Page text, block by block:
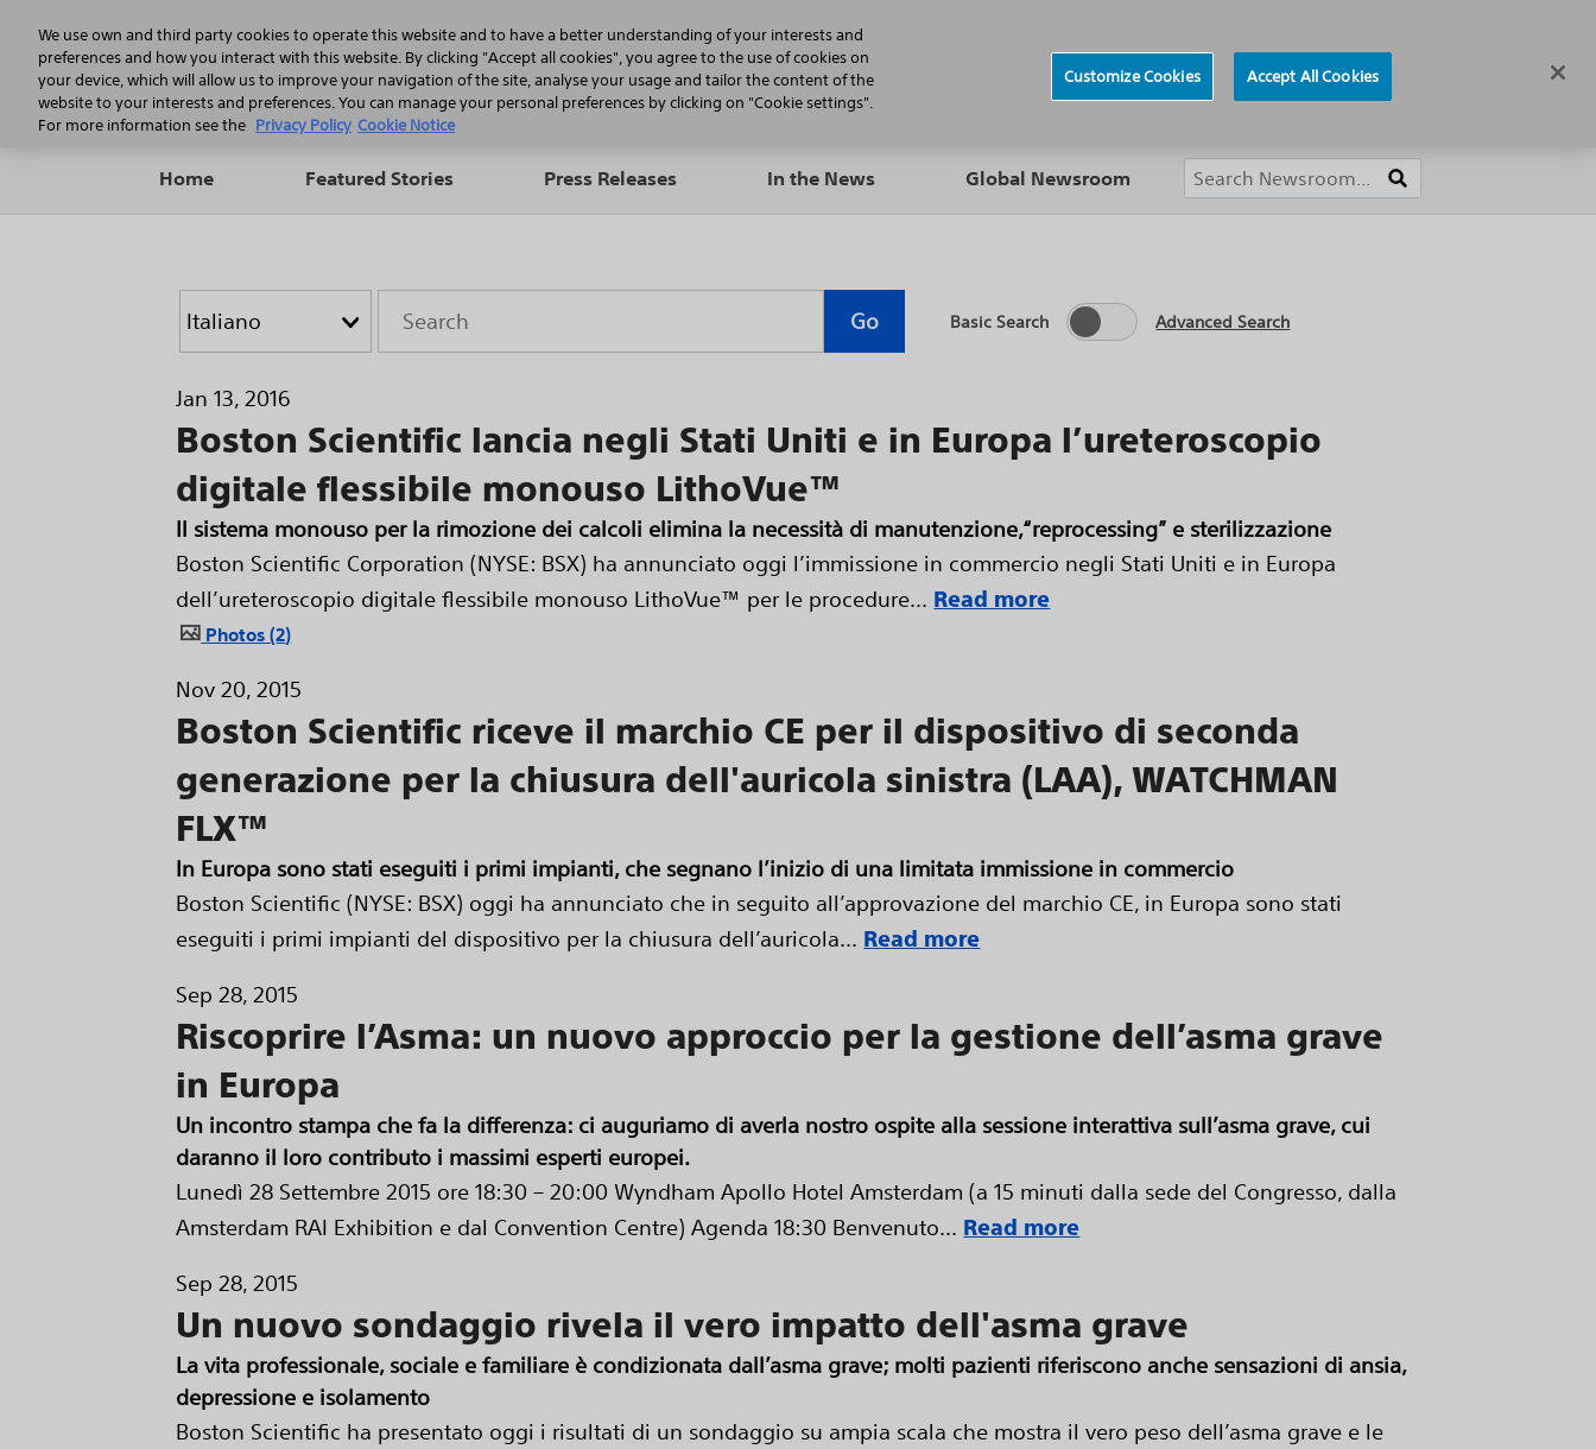
Professionals Patients Products
Home Featured Stories Press Releases In the News Global Newsroom
Go Basic Search Advanced Search
Jan 13, 2016
Boston Scientific lancia negli Stati Uniti e in Europa l’ureteroscopio
digitale flessibile monouso LithoVue™
Il sistema monouso per la rimozione dei calcoli elimina la necessità di manutenzione,“reprocessing” e sterilizzazione
Boston Scientific Corporation (NYSE: BSX) ha annunciato oggi l’immissione in commercio negli Stati Uniti e in Europa
dell’ureteroscopio digitale flessibile monouso LithoVue™ per le procedure... Read more
Photos 2
Nov 20, 2015
Boston Scientific riceve il marchio CE per il dispositivo di seconda
generazione per la chiusura dell'auricola sinistra (LAA), WATCHMAN
FLX™
In Europa sono stati eseguiti i primi impianti, che segnano l’inizio di una limitata immissione in commercio
Boston Scientific (NYSE: BSX) oggi ha annunciato che in seguito all’approvazione del marchio CE, in Europa sono stati
eseguiti i primi impianti del dispositivo per la chiusura dell’auricola... Read more
Sep 28, 2015
Riscoprire l’Asma: un nuovo approccio per la gestione dell’asma grave
in Europa
Un incontro stampa che fa la differenza: ci auguriamo di averla nostro ospite alla sessione interattiva sull’asma grave, cui
daranno il loro contributo i massimi esperti europei.
Lunedì 28 Settembre 2015 ore 18:30 – 20:00 Wyndham Apollo Hotel Amsterdam (a 15 minuti dalla sede del Congresso, dalla
Amsterdam RAI Exhibition e dal Convention Centre) Agenda 18:30 Benvenuto... Read more
Sep 28, 2015
Un nuovo sondaggio rivela il vero impatto dell'asma grave
La vita professionale, sociale e familiare è condizionata dall’asma grave; molti pazienti riferiscono anche sensazioni di ansia,
depressione e isolamento
Boston Scientific ha presentato oggi i risultati di un sondaggio su ampia scala che mostra il vero peso dell’asma grave e le
We use own and third party cookies to operate this website and to have a better understanding of your interests and
preferences and how you interact with this website. By clicking "Accept all cookies", you agree to the use of cookies on
your device, which will allow us to improve your navigation of the site, analyse your usage and tailor the content of the
website to your interests and preferences. You can manage your personal preferences by clicking on "Cookie settings".
For more information see the Privacy Policy Cookie Notice
Customize Cookies Accept All Cookies